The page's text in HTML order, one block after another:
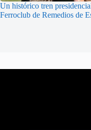
Un histórico tren
Ferroclub de Remedios de